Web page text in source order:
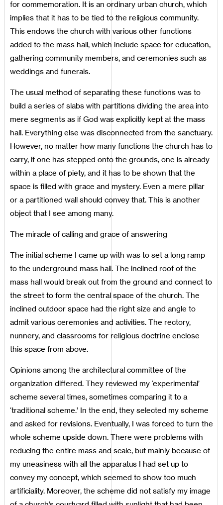
for commemoration. It is an ordinary urban church, which
implies that it has to be tied to the religious community.
This endows the church with various other functions
added to the mass hall, which include space for education,
gathering community members, and ceremonies such as
weddings and funerals.
The usual method of separating these functions was to
build a series of slabs with partitions dividing the area into
mere segments as if God was explicitly kept at the mass
hall. Everything else was disconnected from the sanctuary.
However, no matter how many functions the church has to
carry, if one has stepped onto the grounds, one is already
within a place of piety, and it has to be shown that the
space is filled with grace and mystery. Even a mere pillar
or a partitioned wall should convey that. This is another
object that I see among many.
The miracle of calling and grace of answering
The initial scheme I came up with was to set a long ramp
to the underground mass hall. The inclined roof of the
mass hall would break out from the ground and connect to
the street to form the central space of the church. The
inclined outdoor space had the right size and angle to
admit various ceremonies and activities. The rectory,
nunnery, and classrooms for religious doctrine enclose
this space from above.
Opinions among the architectural committee of the
organization differed. They reviewed my ‘experimental’
scheme several times, sometimes comparing it to a
‘traditional scheme.’ In the end, they selected my scheme
and asked for revisions. Eventually, I was forced to turn the
whole scheme upside down. There were problems with
reducing the entire mass and scale, but mainly because of
my uneasiness with all the apparatus I had set up to
convey my concept, which seemed to show too much
artificiality. Moreover, the scheme did not satisfy my image